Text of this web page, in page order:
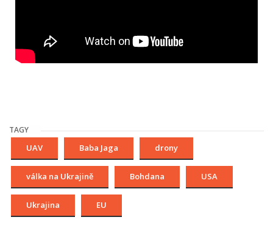
TAGY
UAV Baba Jaga drony
válka na Ukrajině Bohdana USA
Ukrajina EU